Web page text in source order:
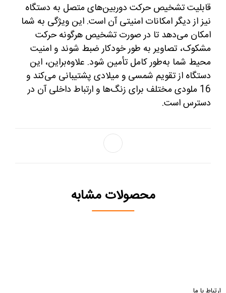
قابلیت تشخیص حرکت دوربین‌های متصل به دستگاه
نیز از دیگر امکانات امنیتی آن است. این ویژگی به شما
امکان می‌دهد تا در صورت تشخیص هرگونه حرکت
مشکوک، تصاویر به‌ طور خودکار ضبط شوند و امنیت
محیط شما به‌طور کامل تأمین شود. علاوه‌براین، این
دستگاه از تقویم شمسی و میلادی پشتیبانی می‌کند و
16 ملودی مختلف برای زنگ‌ها و ارتباط داخلی آن در
دسترس است.
محصولات مشابه